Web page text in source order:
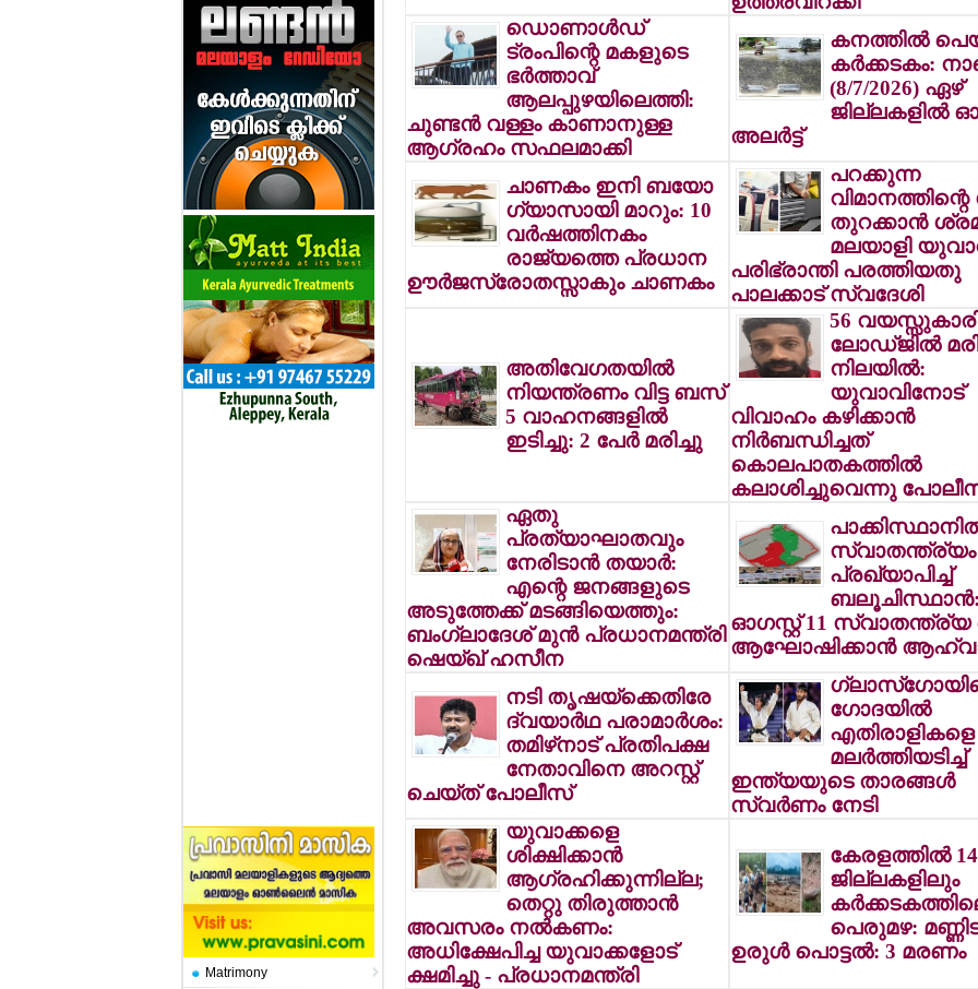
Matrimony
ഡൊണാള്‍ഡ്
ട്രംപിന്റെ മകളുടെ
ഭര്‍ത്താവ്
ആലപ്പുഴയിലെത്തി:
ചുണ്ടന്‍ വള്ളം കാണാനുള്ള
ആഗ്രഹം സഫലമാക്കി
കനത്തില്‍
കര്‍ക്കടകം:
(8/7/2026) ഏഴ്
ജില്ലകളില്‍
അലര്‍ട്ട്
ചാണകം ഇനി ബയോ
ഗ്യാസായി മാറും: 10
വര്‍ഷത്തിനകം
രാജ്യത്തെ പ്രധാന
ഊര്‍ജസ്രോതസ്സാകും ചാണകം
പറക്കുന്ന
തുറക്കാന്‍
മലയാളി
പരിഭ്രാന്തി പരത്തിയതു
പാലക്കാട് സ്വദേശി
അതിവേഗതയില്‍
നിയന്ത്രണം വിട്ട ബസ്
5 വാഹനങ്ങളില്‍
ഇടിച്ചു: 2 പേര്‍ മരിച്ചു
56 വയസ്സുകാരി
ലോഡ്ജില്‍
നിലയില്‍:
യുവാവിനോട്
വിവാഹം കഴിക്കാന്‍
നിര്‍ബന്ധിച്ചത്
കൊലപാതകത്തില്‍
കലാശിച്ചുവെന്നു
ഏതു
പ്രത്യാഘാതവും
നേരിടാന്‍ തയാര്‍:
എന്റെ ജനങ്ങളുടെ
അടുത്തേക്ക് മടങ്ങിയെത്തും:
ബംഗ്ലാദേശ് മുന്‍ പ്രധാനമന്ത്രി
ഷെയ്ഖ് ഹസീന
സ്വാതന്ത്ര്യം
പ്രഖ്യാപിച്ച്
ബലൂചിസ്ഥാന്‍:
ഓഗസ്റ്റ് 11 സ്വാതന്ത്ര്യ
ആഘോഷിക്കാന്‍
നടി തൃഷയ്‌ക്കെതിരേ
ദ്വയാര്‍ഥ പരാമാര്‍ശം:
തമിഴ്‌നാട് പ്രതിപക്ഷ
നേതാവിനെ അറസ്റ്റ്
ചെയ്ത് പോലീസ്
ഗോദയില്‍
എതിരാളികളെ
മലര്‍ത്തിയടിച്ച്
ഇന്ത്യയുടെ താരങ്ങള്‍
സ്വര്‍ണം നേടി
യുവാക്കളെ
ശിക്ഷിക്കാന്‍
ആഗ്രഹിക്കുന്നില്ല;
തെറ്റു തിരുത്താന്‍
അവസരം നല്‍കണം:
അധിക്ഷേപിച്ച യുവാക്കളോട്
ക്ഷമിച്ചു - പ്രധാനമന്ത്രി
കേരളത്തില്‍ 14
ജില്ലകളിലും
പെരുമഴ:
ഉരുള്‍ പൊട്ടല്‍: 3 മരണം